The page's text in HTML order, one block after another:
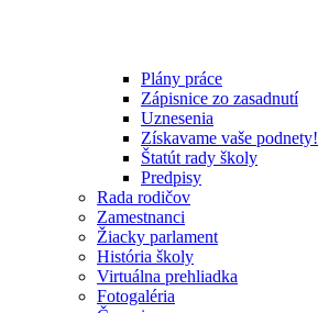
Plány práce
Zápisnice zo zasadnutí
Uznesenia
Získavame vaše podnety!
Štatút rady školy
Predpisy
Rada rodičov
Zamestnanci
Žiacky parlament
História školy
Virtuálna prehliadka
Fotogaléria